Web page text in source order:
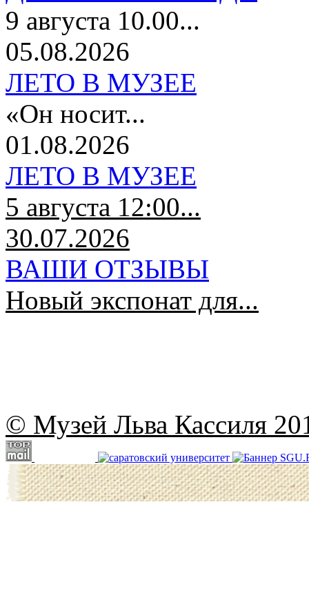
9 августа 10.00...
05.08.2026
ЛЕТО В МУЗЕЕ
«Он носит...
01.08.2026
ЛЕТО В МУЗЕЕ
5 августа 12:00...
30.07.2026
ВАШИ ОТЗЫВЫ
Новый экспонат для...
© Музей Льва Кассиля